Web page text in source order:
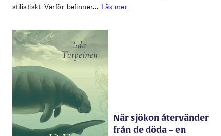
stilistiskt. Varför befinner… Läs mer
När sjökon återvänder
från de döda – en